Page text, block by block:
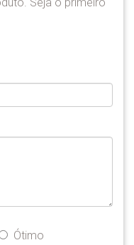
Ótimo